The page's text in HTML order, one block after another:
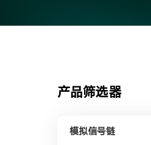
产品筛选器
模拟信号链